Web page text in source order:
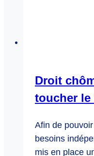
Droit
toucher le
Afin de
besoins
mis en place